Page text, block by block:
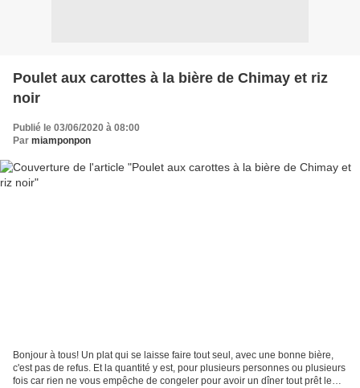
Poulet aux carottes à la bière de Chimay et riz
noir
Publié le 03/06/2020 à 08:00
Par miamponpon
Bonjour à tous! Un plat qui se laisse faire tout seul, avec une bonne bière,
c'est pas de refus. Et la quantité y est, pour plusieurs personnes ou plusieurs
fois car rien ne vous empêche de congeler pour avoir un dîner tout prêt le